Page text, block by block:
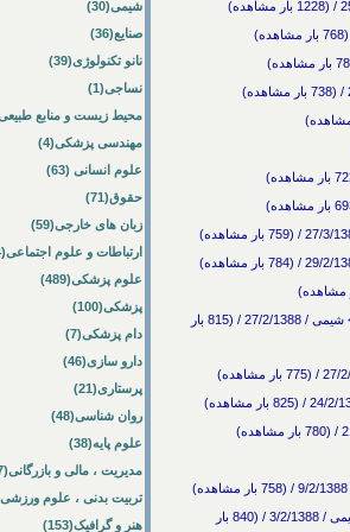
پیشرفت 63 درصدی ساخت 11 مخزن خوراک و فرآورده پالایشگاه آبادان / فنی و مهندسی -> شیمی / 27/2/1388 / (815 بار
صادرات محصولات پتروشیمی ایران امسال به 26 میلیون تن می رسد / فنی و مهندسی -> شیمی / 3/2/1388 / (840 بار
شیمی(30)
صنایع(36)
نانو تکنولوژی(39)
نساجی(1)
محیط زیست و منابع
مهندسی پزشکی(4)
علوم انسانی (63)
حقوق(71)
زبان های خارجی(59)
ارتباطات و علوم اجتماعی(84)
علوم پزشکی(489)
پزشکی(100)
دام پزشکی(7)
دارو سازی(46)
پرستاری(21)
روان شناسی(48)
علوم پایه(38)
مدیریت ، مالی و بازرگانی(57)
تربیت بدنی ، علوم
هنر و گرافیک(153)